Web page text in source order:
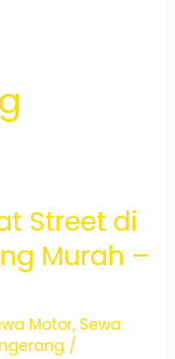
Street di
Murah –
Motor, Sewa
/